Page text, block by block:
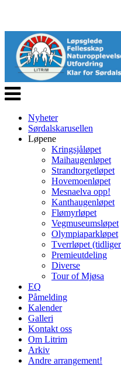
Veksle
navigasjon
Nyheter
Sørdalskarusellen
Løpene
Kringsjåløpet
Maihaugenløpet
Strandtorgetløpet
Hovemoenløpet
Mesnaelva opp!
Kanthaugenløpet
Flømyrløpet
Vegmuseumsløpet
Olympiaparkløpet
Tverrløpet
Premieutdeling
Diverse
Tour of Mjøsa
EQ
Påmelding
Kalender
Galleri
Kontakt oss
Om Litrim
Arkiv
Andre arrangement!